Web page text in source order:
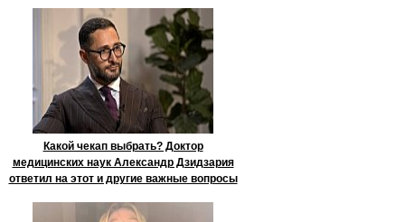
Какой чекап выбрать? Доктор
медицинских наук Александр Дзидзария
ответил на этот и другие важные вопросы